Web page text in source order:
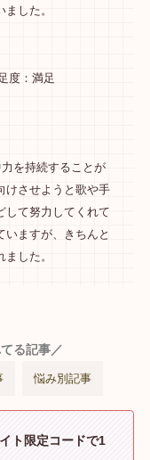
した。
度：満足
を持続することが
けさせようと歌や手
して努力してくれて
いますが、きちんと
した。
る記事／
悩み別記事
ト限定コードで1